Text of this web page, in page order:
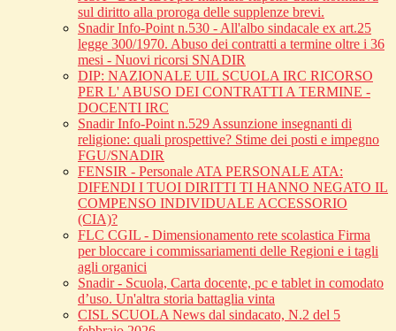
sul diritto alla proroga delle supplenze brevi.
Snadir Info-Point n.530 - All'albo sindacale ex art.25
legge 300/1970. Abuso dei contratti a termine oltre i 36
mesi - Nuovi ricorsi SNADIR
DIP: NAZIONALE UIL SCUOLA IRC RICORSO
PER L' ABUSO DEI CONTRATTI A TERMINE -
DOCENTI IRC
Snadir Info-Point n.529 Assunzione insegnanti di
religione: quali prospettive? Stime dei posti e impegno
FGU/SNADIR
FENSIR - Personale ATA PERSONALE ATA:
DIFENDI I TUOI DIRITTI TI HANNO NEGATO IL
COMPENSO INDIVIDUALE ACCESSORIO
(CIA)?
FLC CGIL - Dimensionamento rete scolastica Firma
per bloccare i commissariamenti delle Regioni e i tagli
agli organici
Snadir - Scuola, Carta docente, pc e tablet in comodato
d’uso. Un'altra storia battaglia vinta
CISL SCUOLA News dal sindacato, N.2 del 5